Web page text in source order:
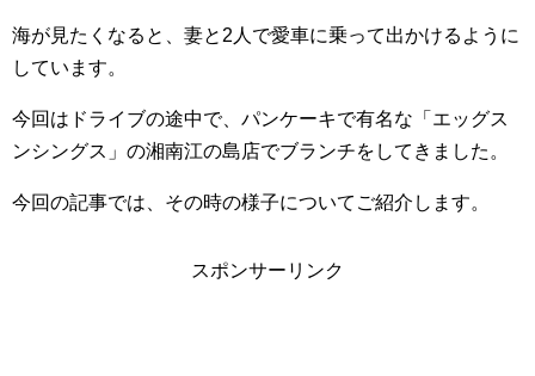
海が見たくなると、妻と2人で愛車に乗って出かけるように
しています。
今回はドライブの途中で、パンケーキで有名な「エッグス
ンシングス」の湘南江の島店でブランチをしてきました。
今回の記事では、その時の様子についてご紹介します。
スポンサーリンク